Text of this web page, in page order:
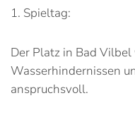
1. Spieltag:
Der Platz in Bad
Wasserhindernissen
anspruchsvoll.